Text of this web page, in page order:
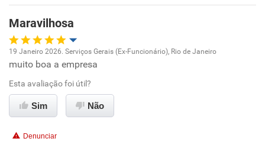
Benefícios
Recomenda esta empresa
Recomenda a diretoria
Maravilhosa
Oportunidade de promoção
Ambiente de trabalho
19 Janeiro 2026. Serviços Gerais (Ex-Funcionário), Rio de Janeiro
muito boa a empresa
Esta avaliação foi útil?
Sim Não
Denunciar